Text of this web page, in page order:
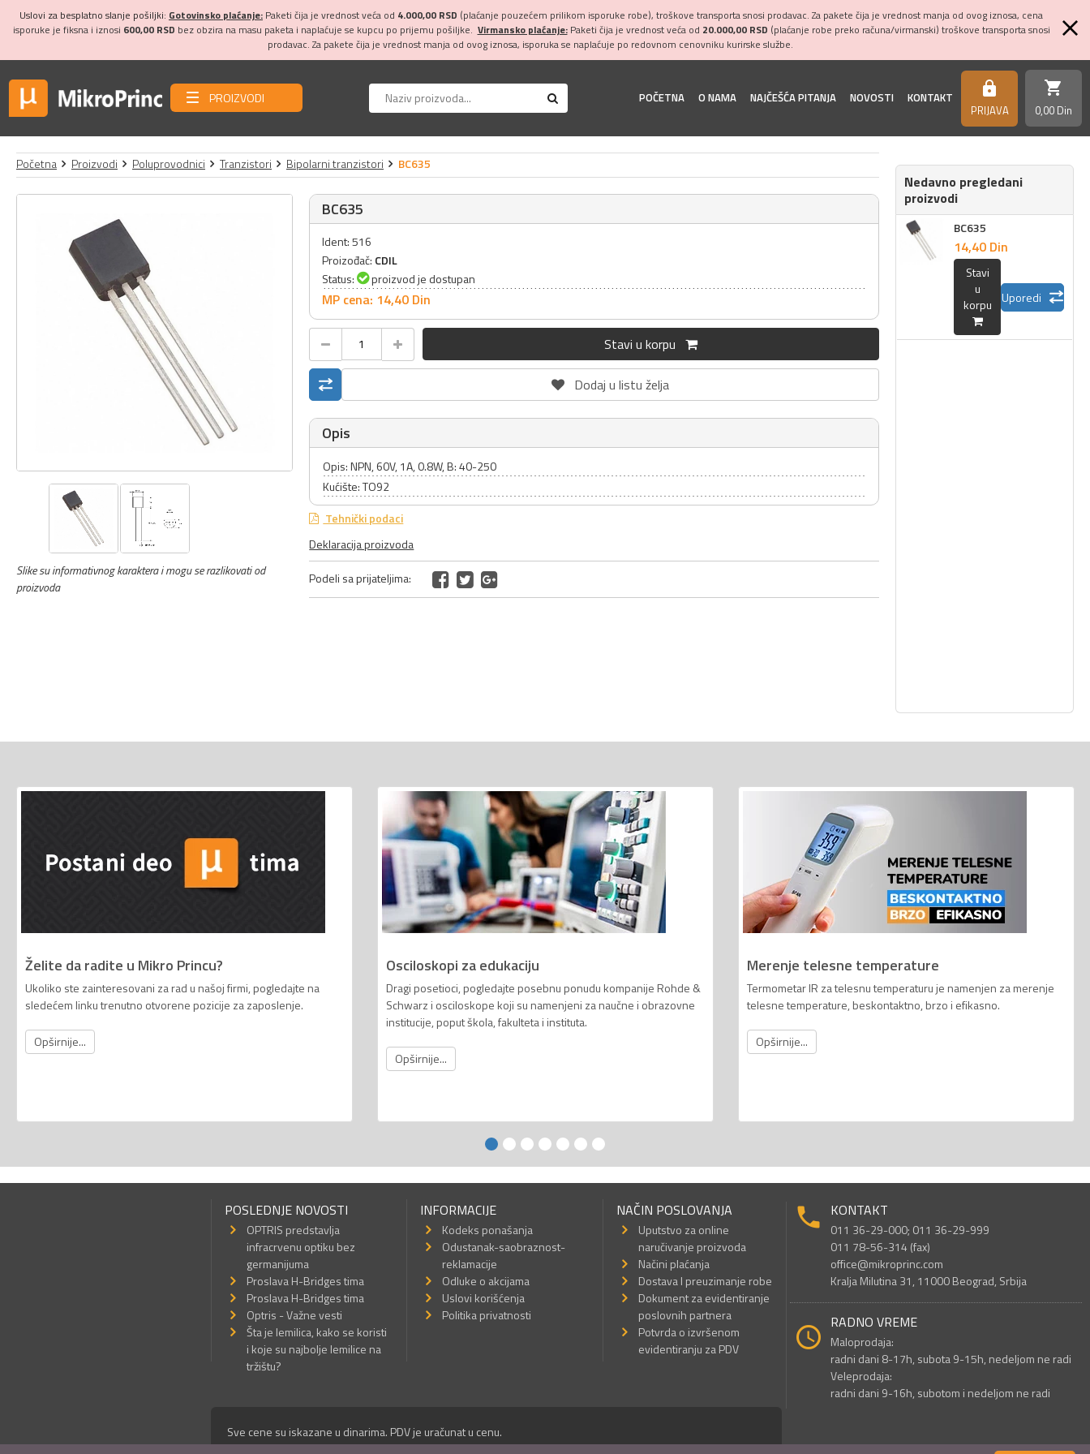
Uslovi za besplatno slanje pošiljki: Gotovinsko plaćanje: Paketi čija je vrednost veća od 4.000,00 RSD (plaćanje pouzećem prilikom isporuke robe), troškove transporta snosi prodavac. Za pakete čija je vrednost manja od ovog iznosa, cena
isporuke je fiksna i iznosi 600,00 RSD bez obzira na masu paketa i naplaćuje se kupcu po prijemu pošiljke. Virmansko plaćanje:Paketi čija je vrednost veća od 20.000,00 RSD (plaćanje robe preko računa/virmanski) troškove transporta snosi
prodavac. Za pakete čija je vrednost manja od ovog iznosa, isporuka se naplaćuje po redovnom cenovniku kurirske službe.
PROIZVODI POČETNA O NAMA NAJČEŠĆA PITANJA NOVOSTI KONTAKT https
PRIJAVA
shopping_cart
0,00 Din
Početna Proizvodi Poluprovodnici Tranzistori Bipolarni tranzistori BC635
Slike su informativnog karaktera i mogu se razlikovati od
proizvoda
BC635
Ident: 516
Proizođač: CDIL
Status:
proizvod je dostupan
MP cena: 14,40 Din
Stavi u korpu
Dodaj u listu želja
Opis
Opis: NPN, 60V, 1A, 0.8W, B: 40-250
Kućište: TO92
Tehnički podaci
Deklaracija proizvoda
Podeli sa prijateljima:
Nedavno pregledani
proizvodi
BC635
14,40 Din
Stavi
u
korpu
Uporedi
Želite da radite u Mikro Princu?
Ukoliko ste zainteresovani za rad u našoj firmi, pogledajte na
sledećem linku trenutno otvorene pozicije za zaposlenje.
Opširnije...
Osciloskopi za edukaciju
Dragi posetioci, pogledajte posebnu ponudu kompanije Rohde &
Schwarz i osciloskope koji su namenjeni za naučne i obrazovne
institucije, poput škola, fakulteta i instituta.
Opširnije...
Merenje telesne temperature
Termometar IR za telesnu temperaturu je namenjen za merenje
telesne temperature, beskontaktno, brzo i efikasno.
Opširnije...
POSLEDNJE NOVOSTI
OPTRIS predstavlja
infracrvenu optiku bez
germanijuma
Proslava H-Bridges tima
Proslava H-Bridges tima
Optris - Važne vesti
Šta je lemilica, kako se koristi
i koje su najbolje lemilice na
tržištu?
INFORMACIJE
Kodeks ponašanja
Odustanak-saobraznost-
reklamacije
Odluke o akcijama
Uslovi korišćenja
Politika privatnosti
NAČIN POSLOVANJA
Uputstvo za online
naručivanje proizvoda
Načini plaćanja
Dostava I preuzimanje robe
Dokument za evidentiranje
poslovnih partnera
Potvrda o izvršenom
evidentiranju za PDV
KONTAKT
011 36-29-000; 011 36-29-999
011 78-56-314 (fax)
office@mikroprinc.com
Kralja Milutina 31, 11000 Beograd, Srbija
RADNO VREME
Maloprodaja:
radni dani 8-17h, subota 9-15h, nedeljom ne radi
Veleprodaja:
radni dani 9-16h, subotom i nedeljom ne radi
Sve cene su iskazane u dinarima. PDV je uračunat u cenu.
© Mikro Princ 1999 - 2026. Sva prava su zadržana.